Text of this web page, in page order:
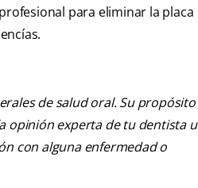
para eliminar la placa
de salud oral. Su propósito
opinión experta de tu dentista u
con alguna enfermedad o